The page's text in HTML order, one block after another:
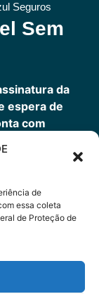
de
essa coleta
de Proteção de
Seguros
Sem
da
espera de
com
a garantia